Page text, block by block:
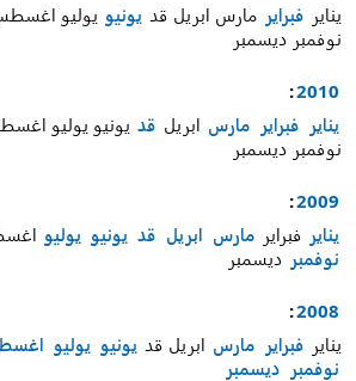
يناير فبراير مارس ابريل قد يونيو يوليو
نوفمبر ديسمبر
2010
:
يناير فبراير مارس ابريل قد يونيو يوليو
نوفمبر ديسمبر
2009
:
يناير فبراير مارس ابريل قد يونيو يوليو
نوفمبر ديسمبر
2008
:
يناير فبراير مارس ابريل قد يونيو يوليو
نوفمبر ديسمبر